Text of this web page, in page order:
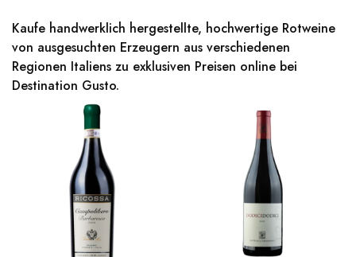
Kaufe handwerklich hergestellte, hochwertige Rotweine
von ausgesuchten Erzeugern aus verschiedenen
Regionen Italiens zu exklusiven Preisen online bei
Destination Gusto.